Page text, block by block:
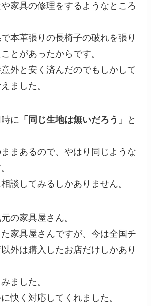
家具の修理をするようなところ
本革張りの長椅子の破れを張り
とがあったからです。
外と安く済んだのでもしかして
ました。
に 「同じ生地は無いだろう」
と
まあるので、やはり同じような
談してみるしかありません。
の家具屋さん。
家具屋さんですが、今は全国チ
外は購入したお店だけしかあり
ました。
快く対応してくれました。